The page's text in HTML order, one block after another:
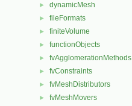
► dynamicMesh
► fileFormats
► finiteVolume
► functionObjects
► fvAgglomerationMethods
► fvConstraints
► fvMeshDistributors
► fvMeshMovers